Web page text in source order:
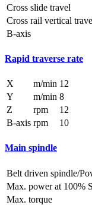
Cross slide travel
Cross rail vertical
B-axis
Rapid traverse rate
X m/min 12
Y
m/min 8
Z
rpm
12
B-axis rpm 10
Main spindle
Belt driven spindle/
Max. power at 100%
Max. torque